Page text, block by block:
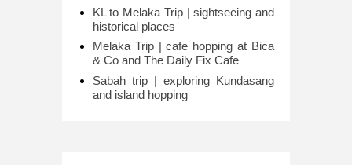
KL to Melaka Trip | sightseeing and
historical places
Melaka Trip | cafe hopping at Bica
& Co and The Daily Fix Cafe
Sabah trip | exploring Kundasang
and island hopping